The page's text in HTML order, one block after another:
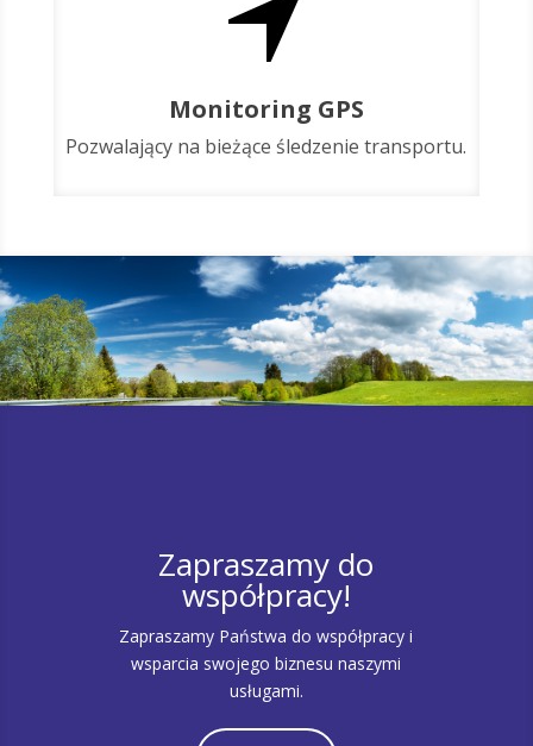
Monitoring GPS
Pozwalający na bieżące śledzenie transportu.
Zapraszamy do
współpracy!
Zapraszamy Państwa do współpracy i
wsparcia swojego biznesu naszymi
usługami.